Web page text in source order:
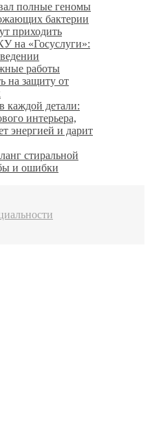
полные геномы
бактерии
приходить
на «Госуслуги»:
работы
на защиту от
каждой детали:
интерьера,
энергией и дарит
стиральной
и ошибки